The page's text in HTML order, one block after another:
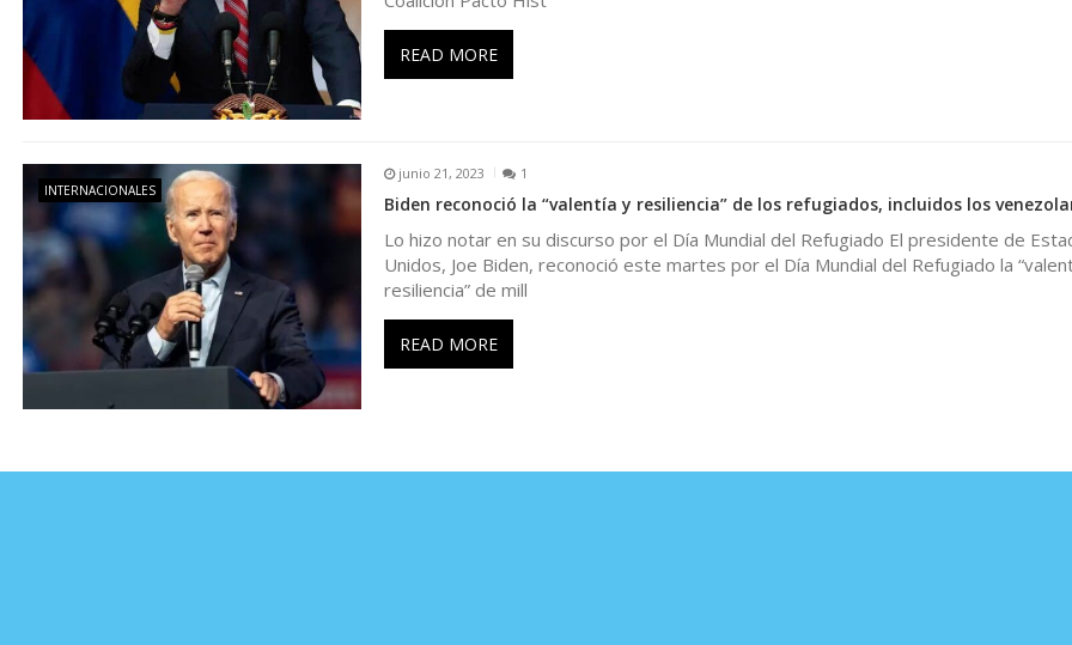
e
n
t
r
a
d
a
s
READ MORE
INTERNACIONALES
junio 21, 2023 1
Biden reconoció la “valentía y resiliencia” de los refugiados, incluidos los
Lo hizo notar en su discurso por el Día Mundial del Refugiado El presidente de
Unidos, Joe Biden, reconoció este martes por el Día Mundial del Refugiado la
resiliencia” de mill
READ MORE